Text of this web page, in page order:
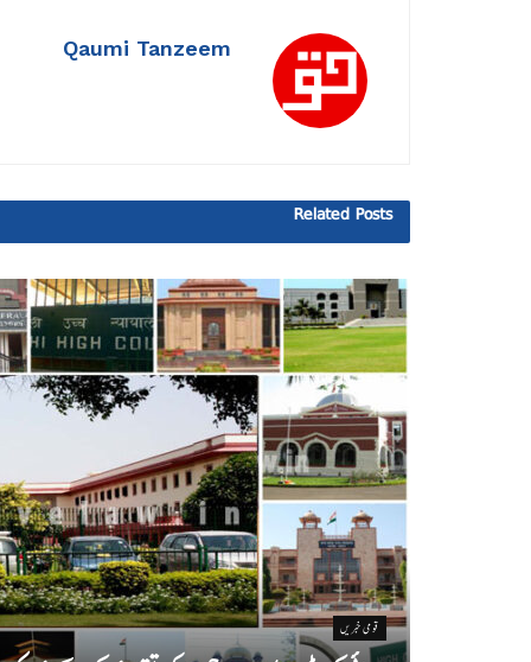
Qaumi Tanzeem
Related Posts
قومی خبریں